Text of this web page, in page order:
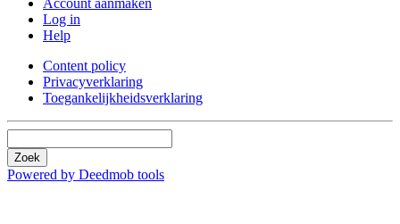
Log in
Help
Content policy
Privacyverklaring
Toegankelijkheidsverklaring
Zoek
Powered by Deedmob tools